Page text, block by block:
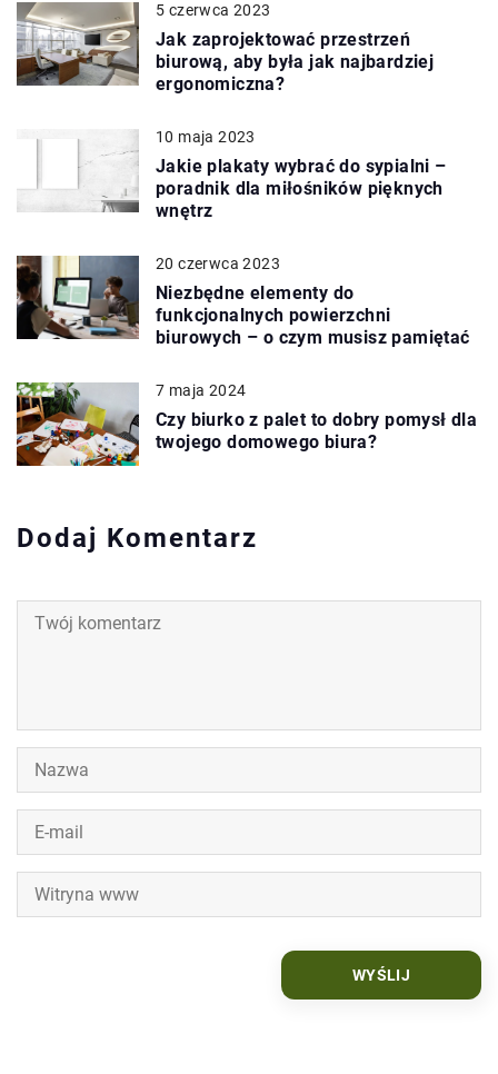
5 czerwca 2023
Jak zaprojektować przestrzeń
biurową, aby była jak najbardziej
ergonomiczna?
10 maja 2023
Jakie plakaty wybrać do sypialni –
poradnik dla miłośników pięknych
wnętrz
20 czerwca 2023
Niezbędne elementy do
funkcjonalnych powierzchni
biurowych – o czym musisz pamiętać
7 maja 2024
Czy biurko z palet to dobry pomysł dla
twojego domowego biura?
Dodaj Komentarz